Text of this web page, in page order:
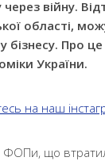
війну.
області,
бізнесу. Про це
України.
на наш
ФОПи, що